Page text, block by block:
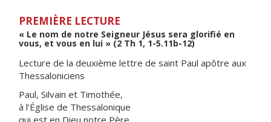
PREMIÈRE LECTURE
« Le nom de notre Seigneur Jésus sera glorifié en
vous, et vous en lui » (2 Th 1, 1-5.11b-12)
Lecture de la deuxième lettre de saint Paul apôtre aux
Thessaloniciens
Paul, Silvain et Timothée,
à l’Église de Thessalonique
qui est en Dieu notre Père